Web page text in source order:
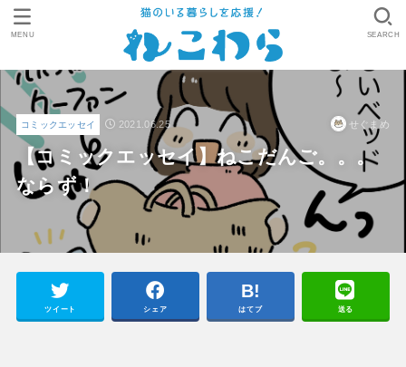
SEARCH
MENU
コミックエッセイ 2021.06.25 せぐまめ
【コミックエッセイ】ねこだんご。。。
ならず！
ツイート シェア はてブ 送る